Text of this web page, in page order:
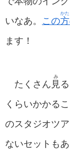
いなあ。 この方
かた
ます！
たくさん 見
み
くらいかかる
のスタジオツ
ないセットもあ